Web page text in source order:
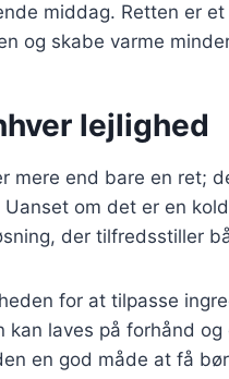
middag. Retten er
og skabe varme
lejlighed
mere end bare en ret;
om det er en
der tilfredsstiller
for at tilpasse
laves på forhånd
en god måde at få